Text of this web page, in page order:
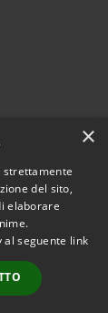
• Comune di
Powered by
•
Accesso
×
strettamente
del sito,
elaborare
al seguente link